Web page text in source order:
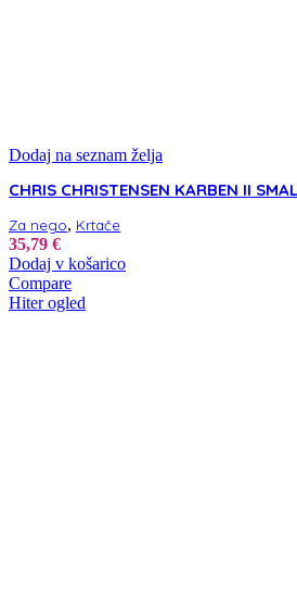
Dodaj na seznam želja
CHRIS CHRISTENSEN KARBEN II
Za nego, Krtače
35,79 €
Dodaj v košarico
Compare
Hiter ogled